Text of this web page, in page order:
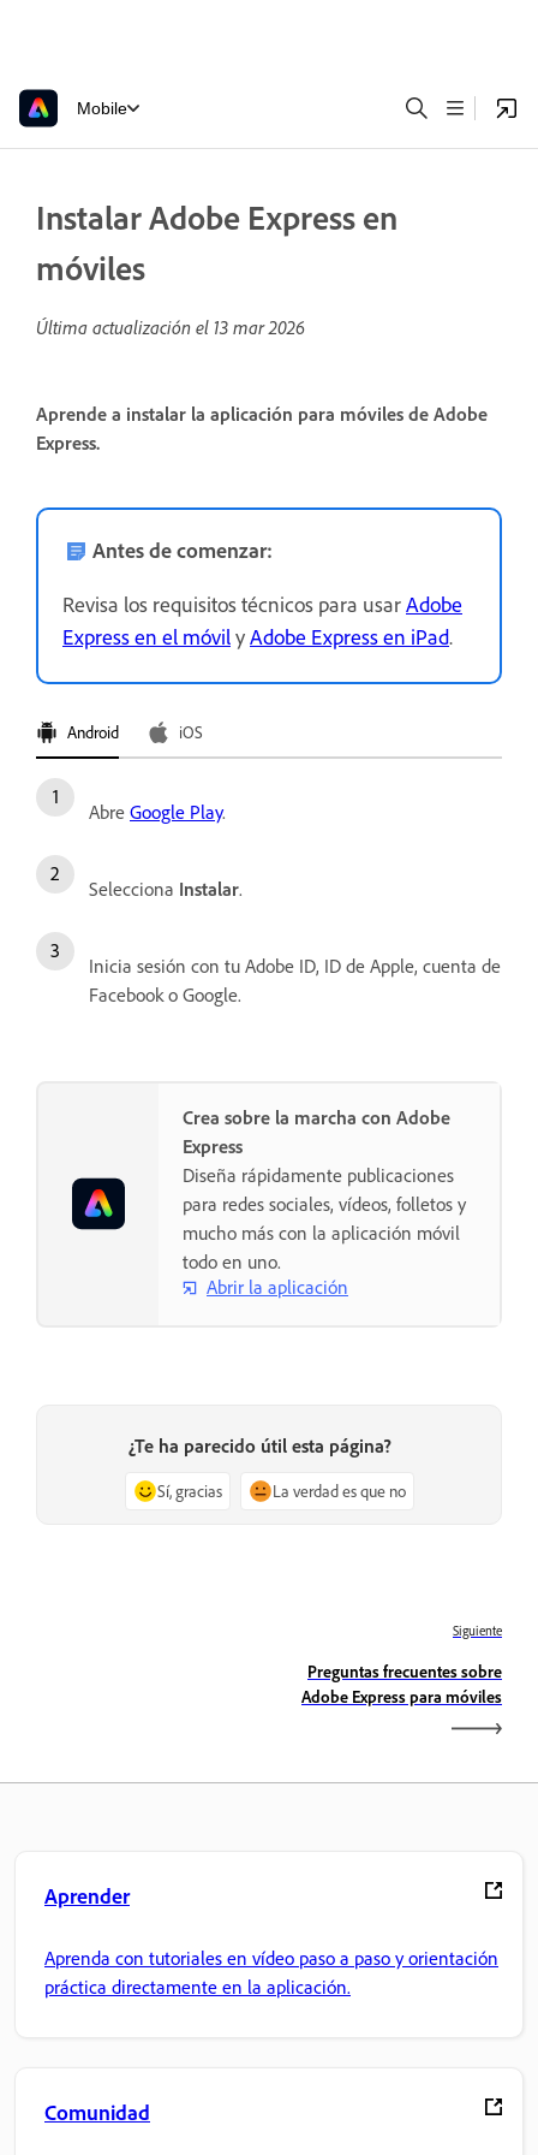
Mobile
Instalar Adobe Express en
móviles
Última actualización el 13 mar 2026
Aprende a instalar la aplicación para móviles de Adobe
Express.
Antes de comenzar:
Revisa los requisitos técnicos para usarAdobe
Express en el móvilyAdobe Express en iPad.
Android iOS
Abre Google Play.
Selecciona Instalar.
Inicia sesión con tu Adobe ID, ID de Apple, cuenta de
Facebook o Google.
Crea sobre la marcha con Adobe
Express
Diseña rápidamente publicaciones
para redes sociales, vídeos, folletos y
mucho más con la aplicación móvil
todo en uno.
Abrir la aplicación
¿Te ha parecido útil esta página?
Sí, gracias La verdad es que no
Siguiente
Preguntas frecuentes sobre
Adobe Express para móviles
Aprender
Aprenda con tutoriales en vídeo paso a paso y orientación
práctica directamente en la aplicación.
Comunidad